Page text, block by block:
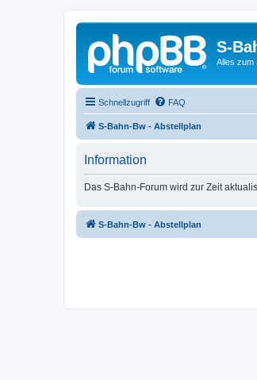
S-
Alles zum
Schnellzugriff FAQ
S-Bahn-Bw - Abstellplan
Information
Das S-Bahn-Forum wird zur Zeit
S-Bahn-Bw - Abstellplan